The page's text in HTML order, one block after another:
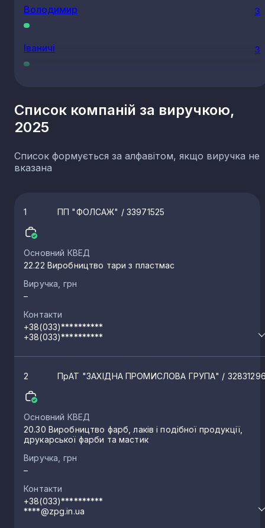
Володимир 3
Іваничі 3
Гірка Полонка
Ратне
Підгайці
Городище
Камінь-Каширський
Рованці 2
Журавичі
Заячиці
Сошичне
Олеськ 1
Список компаній за виручкою,
2025
Список формується за алфавітом, якщо виручка не
вказана
1 ПП "ФОЛСАЖ" / 33971525
Основний КВЕД
22.22 Виробництво тари з пластмас
Виручка, грн
–
Контакти
+38(033)**********
+38(033)**********
2 ПрАТ "ЗАХІДНА ПРОМИСЛОВА ГРУПА" /
Основний КВЕД
20.30 Виробництво фарб, лаків і подібної продукції,
друкарської фарби та мастик
Виручка, грн
–
Контакти
+38(033)**********
****@zpg.in.ua